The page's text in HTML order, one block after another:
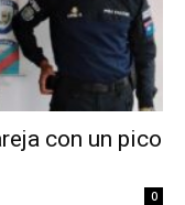
con un pico
0